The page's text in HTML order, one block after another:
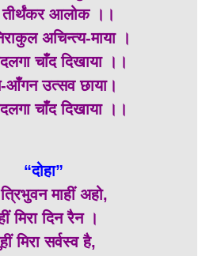
तीर्थंकर आलोक ।।
अचिन्त्य-माया ।
चाँद दिखाया ।।
उत्सव छाया।
चाँद दिखाया ।।
“दोहा”
माहीं अहो,
मिरा दिन रैन ।
मिरा सर्वस्व है,